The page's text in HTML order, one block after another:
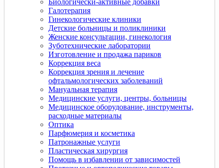
Биологически-активные добавки
Галотерапия
Гинекологические клиники
Детские больницы и поликлиники
Женские консультации, гинекология
Зуботехнические лаборатории
Изготовление и продажа париков
Коррекция веса
Коррекция зрения и лечение
офтальмологических заболеваний
Мануальная терапия
Медицинские услуги, центры, больницы
Медицинское оборудование, инструменты,
расходные материалы
Оптика
Парфюмерия и косметика
Патронажные услуги
Пластическая хирургия
Помощь в избавлении от зависимостей